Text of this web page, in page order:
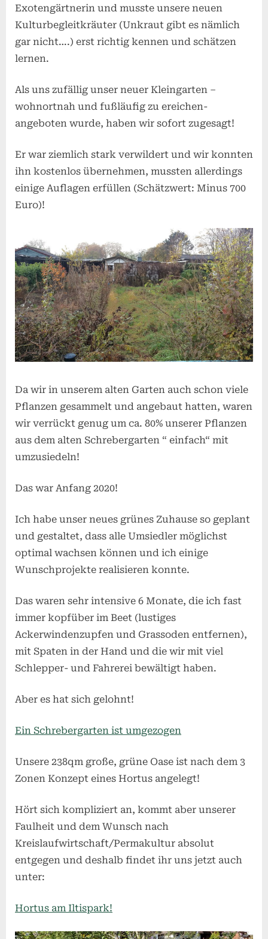
Exotengärtnerin und musste unsere neuen
Kulturbegleitkräuter (Unkraut gibt es nämlich
gar nicht….) erst richtig kennen und schätzen
lernen.
Als uns zufällig unser neuer Kleingarten –
wohnortnah und fußläufig zu ereichen-
angeboten wurde, haben wir sofort zugesagt!
Er war ziemlich stark verwildert und wir konnten
ihn kostenlos übernehmen, mussten allerdings
einige Auflagen erfüllen (Schätzwert: Minus 700
Euro)!
Da wir in unserem alten Garten auch schon viele
Pflanzen gesammelt und angebaut hatten, waren
wir verrückt genug um ca. 80% unserer Pflanzen
aus dem alten Schrebergarten “ einfach“ mit
umzusiedeln!
Das war Anfang 2020!
Ich habe unser neues grünes Zuhause so geplant
und gestaltet, dass alle Umsiedler möglichst
optimal wachsen können und ich einige
Wunschprojekte realisieren konnte.
Das waren sehr intensive 6 Monate, die ich fast
immer kopfüber im Beet (lustiges
Ackerwindenzupfen und Grassoden entfernen),
mit Spaten in der Hand und die wir mit viel
Schlepper- und Fahrerei bewältigt haben.
Aber es hat sich gelohnt!
Ein Schrebergarten ist umgezogen
Unsere 238qm große, grüne Oase ist nach dem 3
Zonen Konzept eines Hortus angelegt!
Hört sich kompliziert an, kommt aber unserer
Faulheit und dem Wunsch nach
Kreislaufwirtschaft/Permakultur absolut
entgegen und deshalb findet ihr uns jetzt auch
unter:
Hortus am Iltispark!